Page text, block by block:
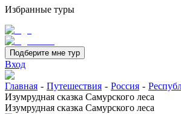
Избранные туры
Подберите мне тур
Вход
Главная - Путешествия - Россия -
Изумрудная сказка Самурского леса
Изумрудная сказка Самурского леса